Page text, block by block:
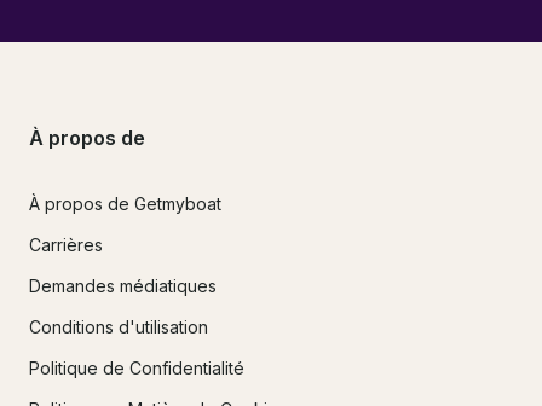
À propos de
À propos de Getmyboat
Carrières
Demandes médiatiques
Conditions d'utilisation
Politique de Confidentialité